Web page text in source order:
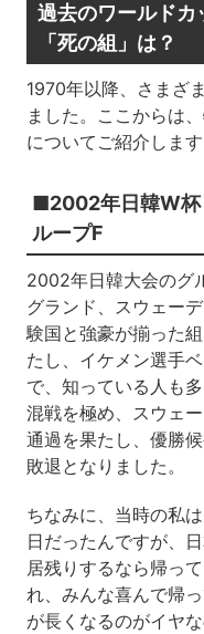
過去のワールドカ
「死の組」は？
1970年以降、さまざ
ました。ここからは
についてご紹介します
■2002年日韓W杯
ループF
2002年日韓大会のグ
グランド、スウェー
験国と強豪が揃った
たし、イケメン選手
で、知っている人も
混戦を極め、スウェ
通過を果たし、優勝
敗退となりました。
ちなみに、当時の私
日だったんですが、
居残りするなら帰っ
れ、みんな喜んで帰
が長くなるのがイヤ